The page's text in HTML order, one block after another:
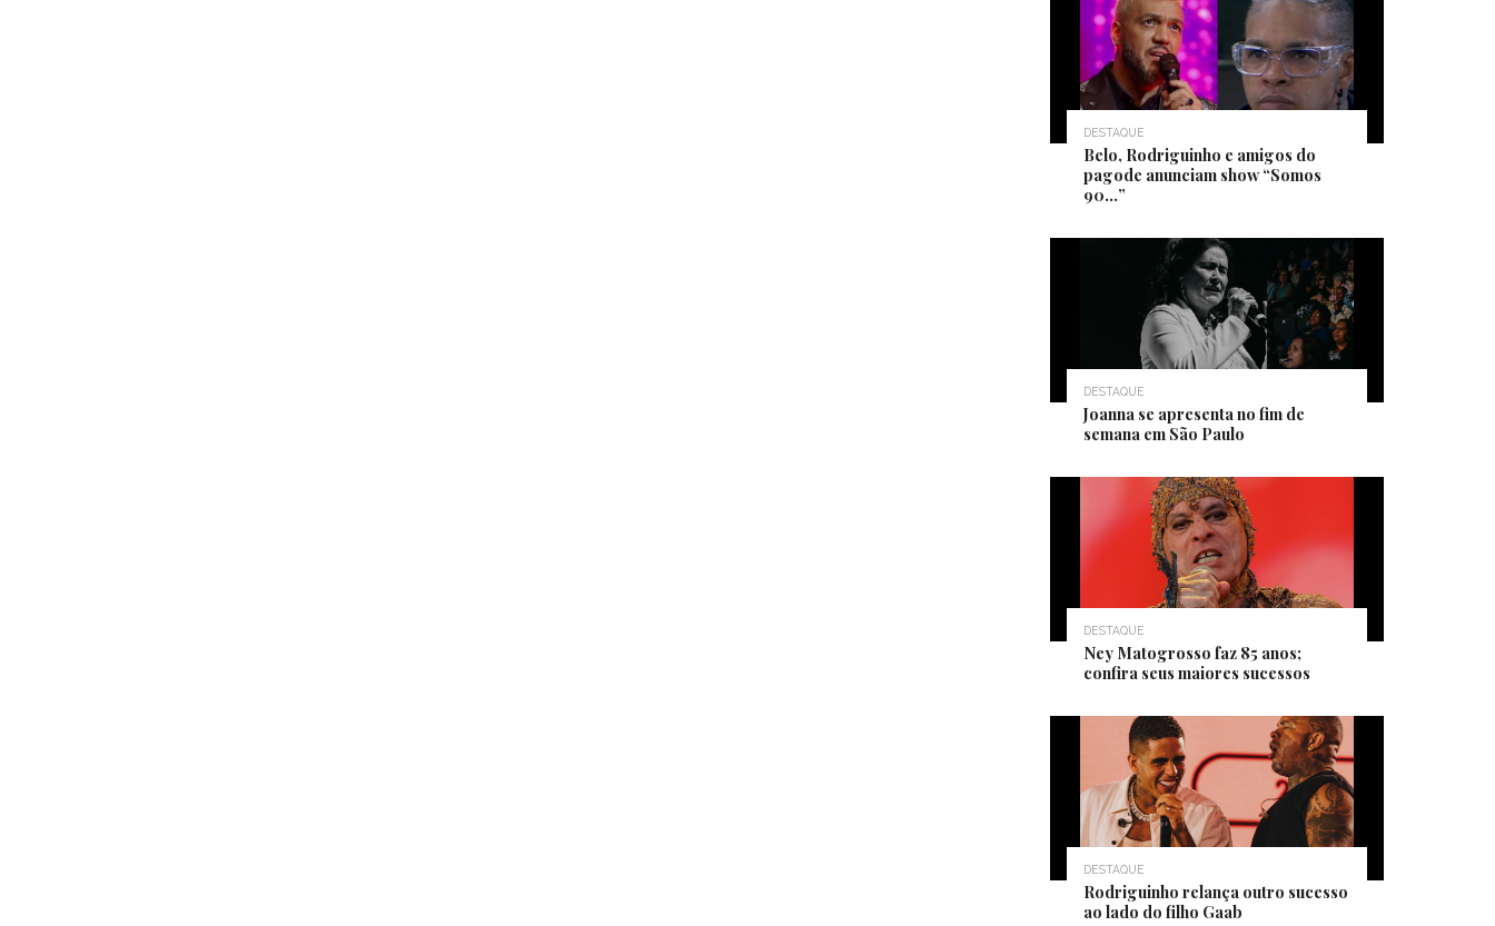
DESTAQUE
Belo, Rodriguinho e amigos do
pagode anunciam show “Somos
90…”
DESTAQUE
Joanna se apresenta no fim de
semana em São Paulo
DESTAQUE
Ney Matogrosso faz 85 anos;
confira seus maiores sucessos
DESTAQUE
Rodriguinho relança outro sucesso
ao lado do filho Gaab